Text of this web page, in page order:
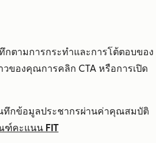
ตามการกระทำและการโต้ตอบของ
ของคุณการคลิก CTA หรือการเปิด
กข้อมูลประชากรผ่านค่าคุณสมบัติ
ฑ์คะแนน FIT